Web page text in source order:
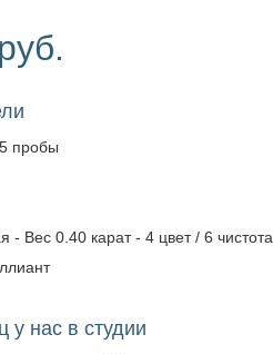
пробы
- Вес 0.40 карат - 4 цвет / 6 чистота
у нас в студии